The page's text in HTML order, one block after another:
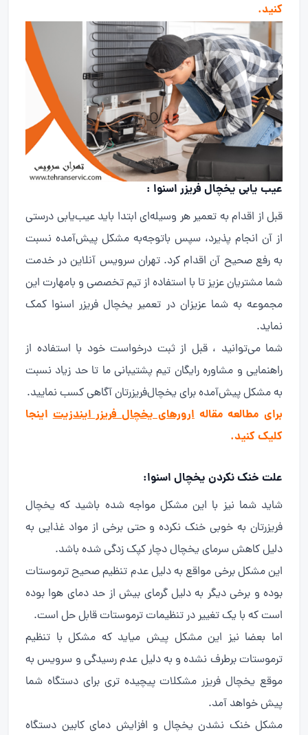
کنید.
عیب یابی یخچال فریزر اسنوا :
قبل از اقدام به تعمیر هر وسیله‌ای ابتدا باید عیب‌یابی درستی
از آن انجام پذیرد، سپس باتوجه‌به مشکل پیش‌آمده نسبت
به رفع صحیح آن اقدام کرد. تهران سرویس آنلاین در خدمت
شما مشتریان عزیز تا با استفاده از تیم تخصصی و بامهارت این
مجموعه به شما عزیزان در تعمیر یخچال فریزر اسنوا کمک
نماید.
شما می‌توانید ، قبل از ثبت درخواست خود با استفاده از
راهنمایی و مشاوره رایگان تیم پشتیبانی ما تا حد زیاد نسبت
به مشکل پیش‌آمده برای یخچال‌فریزرتان آگاهی کسب نمایید.
برای مطالعه مقالهارورهای یخچال فریزر ایندزیتاینجا
کلیک کنید.
علت خنک نکردن یخچال اسنوا:
شاید شما نیز با این مشکل مواجه شده باشید که یخچال
فریزرتان به خوبی خنک نکرده و حتی برخی از مواد غذایی به
دلیل کاهش سرمای یخچال دچار کپک زدگی شده باشد.
این مشکل برخی مواقع به دلیل عدم تنظیم صحیح ترموستات
بوده و برخی دیگر به دلیل گرمای بیش از حد دمای هوا بوده
است که با یک تغییر در تنظیمات ترموستات قابل حل است.
اما بعضا نیز این مشکل پیش میاید که مشکل با تنظیم
ترموستات برطرف نشده و به دلیل عدم رسیدگی و سرویس به
موقع یخچال فریزر مشکلات پیچیده تری برای دستگاه شما
پیش خواهد آمد.
مشکل خنک نشدن یخچال و افزایش دمای کابین دستگاه